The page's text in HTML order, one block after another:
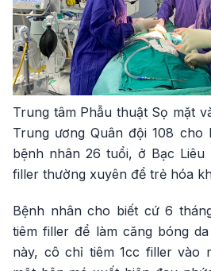
Trung tâm Phẫu thuật Sọ mặt
Trung ương Quân đội 108 cho
bệnh nhân 26 tuổi, ở Bạc
filler thường xuyên để trẻ hóa
Bệnh nhân cho biết cứ 6
tiêm filler để làm căng bóng
này, cô chỉ tiêm 1cc filler vào